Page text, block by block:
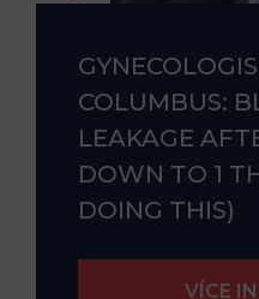
COLUMBUS:
LEAKAGE
DOWN TO 1
DOING THIS)